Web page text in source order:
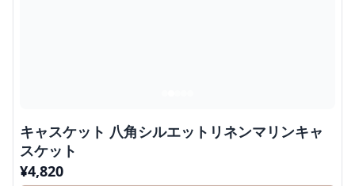
キャスケット 八角シルエットリネンマリンキャ
スケット
¥4,820